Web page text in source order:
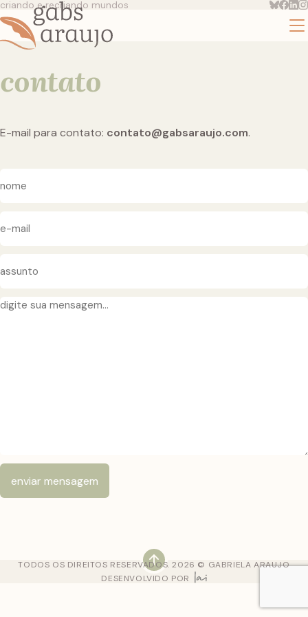
criando e recriando mundos
contato
E-mail para contato: contato@gabsaraujo.com.
TODOS OS DIREITOS RESERVADOS. 2026 © GABRIELA ARAUJO
DESENVOLVIDO POR